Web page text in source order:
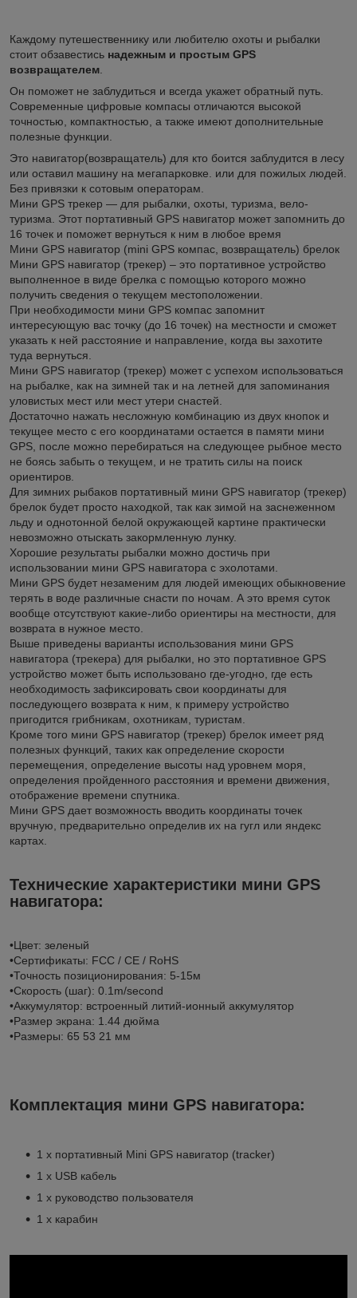
Каждому путешественнику или любителю охоты и рыбалки
стоит обзавестись надежным и простым GPS
возвращателем.
Он поможет не заблудиться и всегда укажет обратный путь.
Современные цифровые компасы отличаются высокой
точностью, компактностью, а также имеют дополнительные
полезные функции.
Это навигатор(возвращатель) для кто боится заблудится в лесу
или оставил машину на мегапарковке. или для пожилых людей.
Без привязки к сотовым операторам.
Мини GPS трекер — для рыбалки, охоты, туризма, вело-
туризма. Этот портативный GPS навигатор может запомнить до
16 точек и поможет вернуться к ним в любое время
Мини GPS навигатор (mini GPS компас, возвращатель) брелок
Мини GPS навигатор (трекер) – это портативное устройство
выполненное в виде брелка с помощью которого можно
получить сведения о текущем местоположении.
При необходимости мини GPS компас запомнит
интересующую вас точку (до 16 точек) на местности и сможет
указать к ней расстояние и направление, когда вы захотите
туда вернуться.
Мини GPS навигатор (трекер) может с успехом использоваться
на рыбалке, как на зимней так и на летней для запоминания
уловистых мест или мест утери снастей.
Достаточно нажать несложную комбинацию из двух кнопок и
текущее место с его координатами остается в памяти мини
GPS, после можно перебираться на следующее рыбное место
не боясь забыть о текущем, и не тратить силы на поиск
ориентиров.
Для зимних рыбаков портативный мини GPS навигатор (трекер)
брелок будет просто находкой, так как зимой на заснеженном
льду и однотонной белой окружающей картине практически
невозможно отыскать закормленную лунку.
Хорошие результаты рыбалки можно достичь при
использовании мини GPS навигатора с эхолотами.
Мини GPS будет незаменим для людей имеющих обыкновение
терять в воде различные снасти по ночам. А это время суток
вообще отсутствуют какие-либо ориентиры на местности, для
возврата в нужное место.
Выше приведены варианты использования мини GPS
навигатора (трекера) для рыбалки, но это портативное GPS
устройство может быть использовано где-угодно, где есть
необходимость зафиксировать свои координаты для
последующего возврата к ним, к примеру устройство
пригодится грибникам, охотникам, туристам.
Кроме того мини GPS навигатор (трекер) брелок имеет ряд
полезных функций, таких как определение скорости
перемещения, определение высоты над уровнем моря,
определения пройденного расстояния и времени движения,
отображение времени спутника.
Мини GPS дает возможность вводить координаты точек
вручную, предварительно определив их на гугл или яндекс
картах.
Технические характеристики мини GPS
навигатора:
•Цвет: зеленый
•Сертификаты: FCC / CE / RoHS
•Точность позиционирования: 5-15м
•Скорость (шаг): 0.1m/second
•Аккумулятор: встроенный литий-ионный аккумулятор
•Размер экрана: 1.44 дюйма
•Размеры: 65 53 21 мм
Комплектация мини GPS навигатора:
1 х портативный Mini GPS навигатор (tracker)
1 х USB кабель
1 х руководство пользователя
1 х карабин